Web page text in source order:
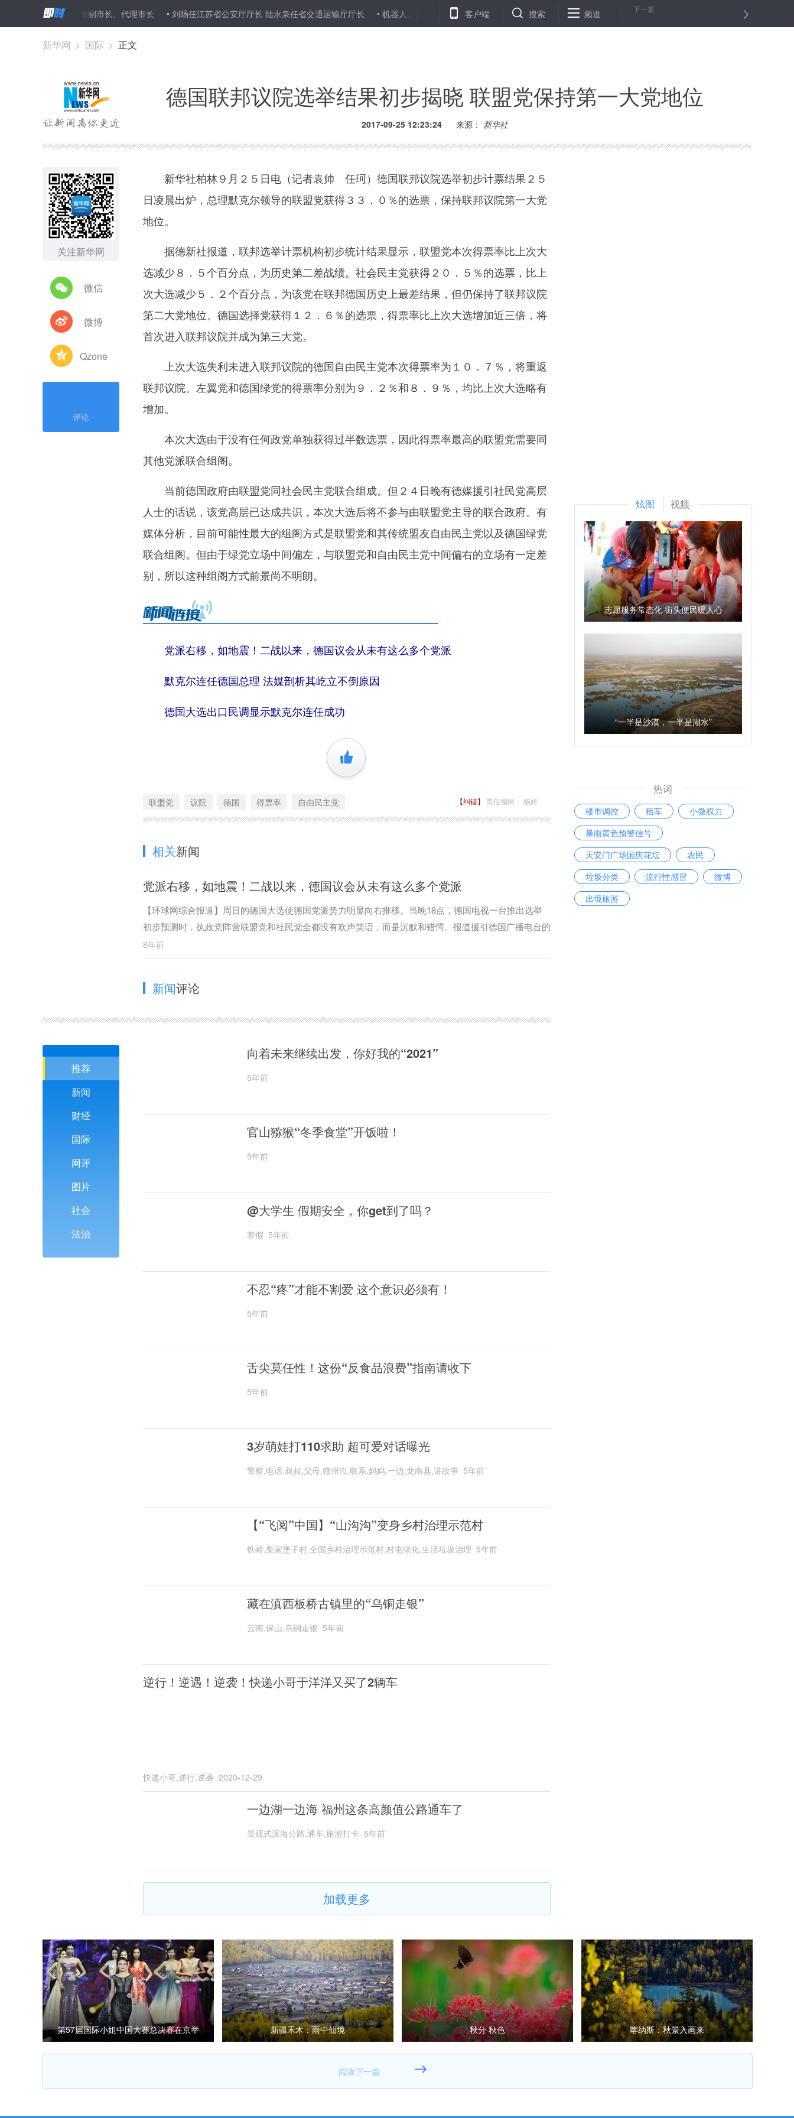
西省大同市副市长、代理市长 刘旸任江苏省公安厅厅长 陆永泉任省交通运输厅厅长 机器人、无人机、LED照明植物……农交会上多的是让你惊叹的“科技范儿” 一周早知道丨“史上最长黄金周”来了
客户端 搜索 频道 下一篇
新华网 > 国际 > 正文
德国联邦议院选举结果初步揭晓 联盟党保持第一大党地位
2017-09-25 12:23:24 来源： 新华社
关注新华网
微信
微博
Qzone
评论
新华社柏林９月２５日电（记者袁帅 任珂）德国联邦议院选举初步计票结果２５
日凌晨出炉，总理默克尔领导的联盟党获得３３．０％的选票，保持联邦议院第一大党
地位。
据德新社报道，联邦选举计票机构初步统计结果显示，联盟党本次得票率比上次大
选减少８．５个百分点，为历史第二差战绩。社会民主党获得２０．５％的选票，比上
次大选减少５．２个百分点，为该党在联邦德国历史上最差结果，但仍保持了联邦议院
第二大党地位。德国选择党获得１２．６％的选票，得票率比上次大选增加近三倍，将
首次进入联邦议院并成为第三大党。
上次大选失利未进入联邦议院的德国自由民主党本次得票率为１０．７％，将重返
联邦议院。左翼党和德国绿党的得票率分别为９．２％和８．９％，均比上次大选略有
增加。
本次大选由于没有任何政党单独获得过半数选票，因此得票率最高的联盟党需要同
其他党派联合组阁。
当前德国政府由联盟党同社会民主党联合组成。但２４日晚有德媒援引社民党高层
人士的话说，该党高层已达成共识，本次大选后将不参与由联盟党主导的联合政府。有
媒体分析，目前可能性最大的组阁方式是联盟党和其传统盟友自由民主党以及德国绿党
联合组阁。但由于绿党立场中间偏左，与联盟党和自由民主党中间偏右的立场有一定差
别，所以这种组阁方式前景尚不明朗。
党派右移，如地震！二战以来，德国议会从未有这么多个党派
默克尔连任德国总理 法媒剖析其屹立不倒原因
德国大选出口民调显示默克尔连任成功
+1
联盟党 议院 德国 得票率 自由民主党 【纠错】 责任编辑： 杨婷
相关新闻
党派右移，如地震！二战以来，德国议会从未有这么多个党派
【环球网综合报道】周日的德国大选使德国党派势力明显向右推移。当晚18点，德国电视一台推出选举
初步预测时，执政党阵营联盟党和社民党全都没有欢声笑语，而是沉默和错愕。报道援引德国广播电台的
报道称，专家分析显示，2015年的难民危机是大选最重要话题，默克尔处理危机的政策给选民情绪带来
了很大变化。
8年前
新闻评论
推荐
新闻
财经
国际
网评
图片
社会
法治
向着未来继续出发，你好我的“2021”
5年前
官山猕猴“冬季食堂”开饭啦！
5年前
@大学生 假期安全，你get到了吗？
寒假 5年前
不忍“疼”才能不割爱 这个意识必须有！
5年前
舌尖莫任性！这份“反食品浪费”指南请收下
5年前
3岁萌娃打110求助 超可爱对话曝光
警察,电话,叔叔,父母,赣州市,联系,妈妈,一边,龙南县,讲故事 5年前
【“飞阅”中国】“山沟沟”变身乡村治理示范村
铁岭,柴家堡子村,全国乡村治理示范村,村屯绿化,生活垃圾治理 5年前
藏在滇西板桥古镇里的“乌铜走银”
云南,保山,乌铜走银 5年前
逆行！逆遇！逆袭！快递小哥于洋洋又买了2辆车
快递小哥,逆行,逆袭 2020-12-29
一边湖一边海 福州这条高颜值公路通车了
景观式滨海公路,通车,旅游打卡 5年前
加载更多
炫图 视频
志愿服务常态化 街头便民暖人心
“一半是沙漠，一半是湖水”
热词
楼市调控 租车
小微权力
暴雨黄色预警信号
天安门广场国庆花坛
农民
垃圾分类
流行性感冒
微博
出境旅游
第57届国际小姐中国大赛总决赛在京举
新疆禾木：雨中仙境 秋分·秋色 喀纳斯：秋景入画来